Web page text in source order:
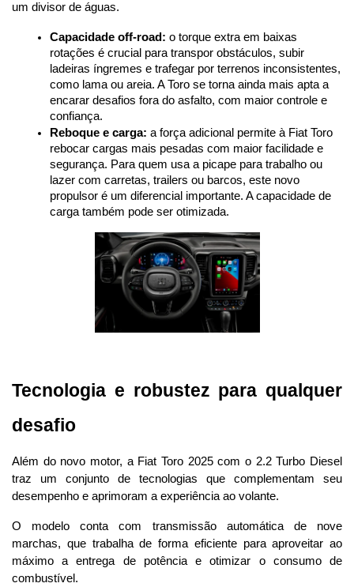
um divisor de águas.
Capacidade off-road: o torque extra em baixas
rotações é crucial para transpor obstáculos, subir
ladeiras íngremes e trafegar por terrenos inconsistentes,
como lama ou areia. A Toro se torna ainda mais apta a
encarar desafios fora do asfalto, com maior controle e
confiança.
Reboque e carga: a força adicional permite à Fiat Toro
rebocar cargas mais pesadas com maior facilidade e
segurança. Para quem usa a picape para trabalho ou
lazer com carretas, trailers ou barcos, este novo
propulsor é um diferencial importante. A capacidade de
carga também pode ser otimizada.
Tecnologia e robustez para qualquer
desafio
Além do novo motor, a Fiat Toro 2025 com o 2.2 Turbo Diesel
traz um conjunto de tecnologias que complementam seu
desempenho e aprimoram a experiência ao volante.
O modelo conta com transmissão automática de nove
marchas, que trabalha de forma eficiente para aproveitar ao
máximo a entrega de potência e otimizar o consumo de
combustível.